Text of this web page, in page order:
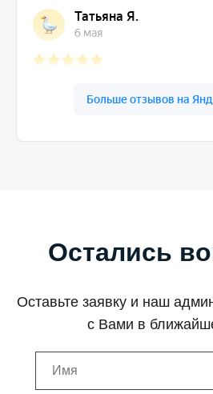
Остались
Оставьте заявку и наш
с Вами в